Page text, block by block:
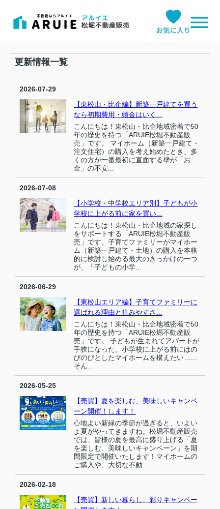
お気に入り
更新情報一覧
2026-07-29
【東松山・比企編】新築一戸建てを買う
なら初期費用・頭金はいく...
こんにちは！東松山・比企地域密着で50
年の歴史を持つ「ARUIE松堀不動産販
売」です。 マイホーム（新築一戸建て・
注文住宅）の購入を考え始めたとき、多
くの方が一番最初に直面する壁が「お
金」の不安...
2026-07-08
【小学校・中学校エリア別】子どもが小
学校に上がる前に家を買い...
こんにちは！東松山・比企地域の家探し
をサポートする「ARUIE松堀不動産販
売」です。子育てファミリーがマイホー
ム（新築一戸建て・土地）の購入を本格
的に検討し始める最大のきっかけの一つ
が、「子どもの小学...
2026-06-29
【東松山エリア編】子育てファミリーに
選ばれる理由と住みやすさ...
こんにちは！東松山・比企地域密着で50
年の歴史を持つ「ARUIE松堀不動産販
売」です。 子どもが生まれてアパートが
手狭になった、小学校に上がる前にはの
びのびとしたマイホームを構えたい……
そん...
2026-05-25
【売買】夏を楽しむ、美味しいキャンペ
ーン開催！します！
心地よい新緑の季節が過ぎると、いよい
よ夏がやってきますね。松堀不動産販売
では、皆様の夏を最高に盛り上げる「夏
を楽しむ、美味しいキャンペーン」を期
間限定で開催いたします！マイホームの
ご購入や、大切な不動...
2026-02-18
【売買】新しい暮らし、彩りキャンペー